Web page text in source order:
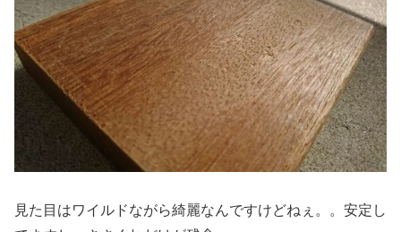
見た目はワイルドながら綺麗なんですけどねぇ。。安定し